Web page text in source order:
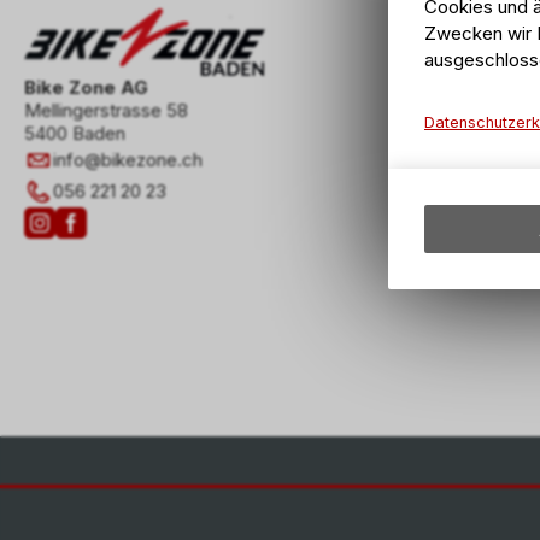
Bike Zone AG
Mellingerstrasse 58
5400 Baden
info@bikezone.ch
056 221 20 23
Cookies und
Zwecken wir